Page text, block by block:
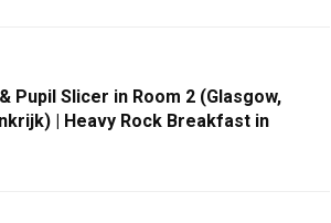
Pupil Slicer in Room 2 (Glasgow,
| Heavy Rock Breakfast in